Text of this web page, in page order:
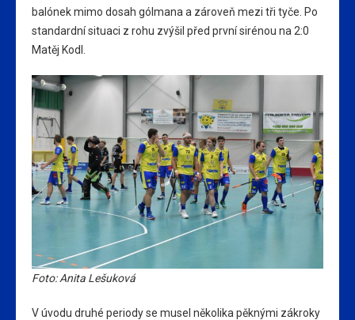
balónek mimo dosah gólmana a zároveň mezi tři tyče. Po
standardní situaci z rohu zvýšil před první sirénou na 2:0
Matěj Kodl.
Foto: Anita Lešuková
V úvodu druhé periody se musel několika pěknými zákroky